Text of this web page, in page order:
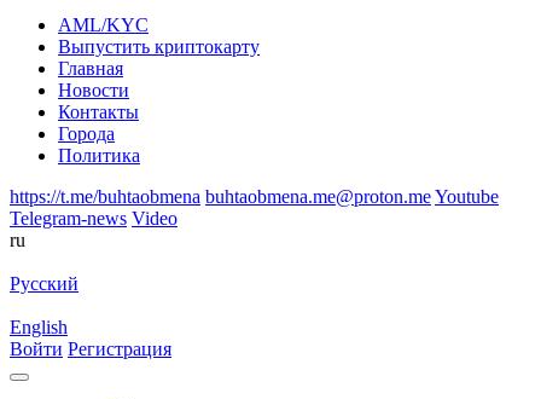
AML/KYC
Выпустить криптокарту
Главная
Новости
Контакты
Города
Политика
https://t.me/buhtaobmena buhtaobmena.me@proton.meYoutube
Telegram-news Video
ru
Русский
English
Войти Регистрация